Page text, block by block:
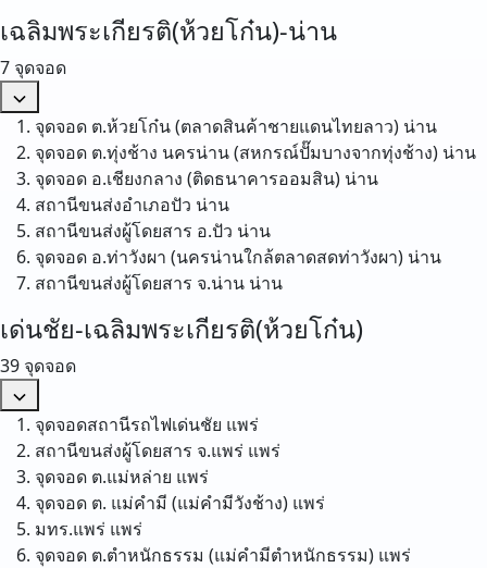
เฉลิมพระเกียรติ(ห้วยโก๋น)-น่าน
7 จุดจอด
จุดจอด ต.ห้วยโก๋น (ตลาดสินค้าชายแดนไทยลาว) น่าน
จุดจอด ต.ทุ่งช้าง นครน่าน (สหกรณ์ปั๊มบางจากทุ่งช้าง) น่าน
จุดจอด อ.เชียงกลาง (ติดธนาคารออมสิน) น่าน
สถานีขนส่งอำเภอปัว น่าน
สถานีขนส่งผู้โดยสาร อ.ปัว น่าน
จุดจอด อ.ท่าวังผา (นครน่านใกล้ตลาดสดท่าวังผา) น่าน
สถานีขนส่งผู้โดยสาร จ.น่าน น่าน
เด่นชัย-เฉลิมพระเกียรติ(ห้วยโก๋น)
39 จุดจอด
จุดจอดสถานีรถไฟเด่นชัย แพร่
สถานีขนส่งผู้โดยสาร จ.แพร่ แพร่
จุดจอด ต.แม่หล่าย แพร่
จุดจอด ต. แม่คำมี (แม่คำมีวังช้าง) แพร่
มทร.แพร่ แพร่
จุดจอด ต.ตำหนักธรรม (แม่คำมีตำหนักธรรม) แพร่